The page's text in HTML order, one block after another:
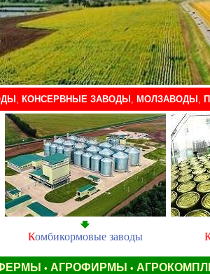
, КОНСЕРВНЫЕ ЗАВОДЫ , МОЛЗАВОДЫ ,
Комбикормовые заводы
• АГРОФИРМЫ •